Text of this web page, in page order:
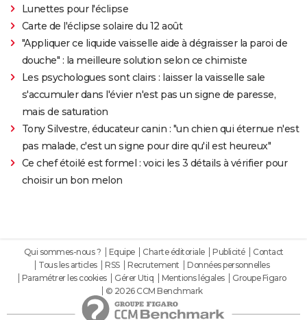
Lunettes pour l'éclipse
Carte de l'éclipse solaire du 12 août
"Appliquer ce liquide vaisselle aide à dégraisser la paroi de
douche" : la meilleure solution selon ce chimiste
Les psychologues sont clairs : laisser la vaisselle sale
s'accumuler dans l'évier n'est pas un signe de paresse,
mais de saturation
Tony Silvestre, éducateur canin : "un chien qui éternue n'est
pas malade, c'est un signe pour dire qu'il est heureux"
Ce chef étoilé est formel : voici les 3 détails à vérifier pour
choisir un bon melon
Qui sommes-nous ? Equipe Charte éditoriale Publicité
Contact
Tous les articles
RSS Recrutement
Données personnelles
Paramétrer les cookies
Gérer Utiq Mentions légales
Groupe Figaro
© 2026 CCM Benchmark